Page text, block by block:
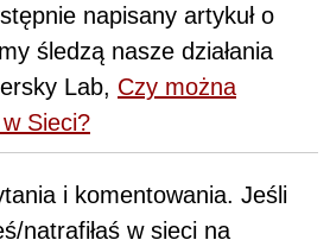
napisany artykuł o
śledzą nasze działania
Lab, Czy można
Sieci?
i komentowania. Jeśli
natrafiłaś w sieci na